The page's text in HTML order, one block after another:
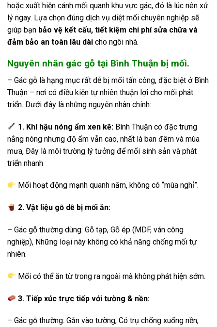
hoặc xuất hiện cánh mối quanh khu vực gác, đó là lúc nên xử
lý ngay. Lựa chọn đúng dịch vụ diệt mối chuyên nghiệp sẽ
giúp bạn bảo vệ kết cấu, tiết kiệm chi phí sửa chữa và
đảm bảo an toàn lâu dài cho ngôi nhà.
Nguyên nhân gác gỗ tại Bình Thuận bị mối.
– Gác gỗ là hạng mục rất dễ bị mối tấn công, đặc biệt ở Bình
Thuận – nơi có điều kiện tự nhiên thuận lợi cho mối phát
triển. Dưới đây là những nguyên nhân chính:
1. Khí hậu nóng ẩm xen kẽ: Bình Thuận có đặc trưng
nắng nóng nhưng độ ẩm vẫn cao, nhất là ban đêm và mùa
mưa, Đây là môi trường lý tưởng để mối sinh sản và phát
triển nhanh
Mối hoạt động mạnh quanh năm, không có “mùa nghỉ”.
2. Vật liệu gỗ dễ bị mối ăn:
– Gác gỗ thường dùng: Gỗ tạp, Gỗ ép (MDF, ván công
nghiệp), Những loại này không có khả năng chống mối tự
nhiên.
Mối có thể ăn từ trong ra ngoài mà không phát hiện sớm.
3. Tiếp xúc trực tiếp với tường & nền:
– Gác gỗ thường: Gắn vào tường, Có trụ chống xuống nền,